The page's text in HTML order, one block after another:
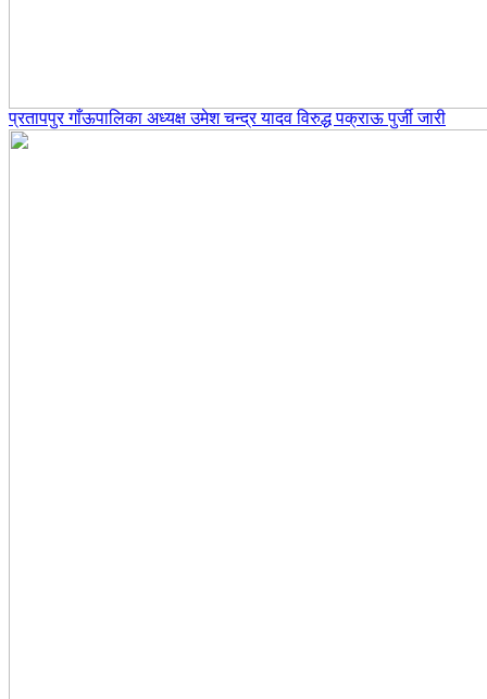
प्रतापपुर गाँऊपालिका अध्यक्ष उमेश चन्द्र यादव विरुद्ध पक्राऊ पुर्जी जारी